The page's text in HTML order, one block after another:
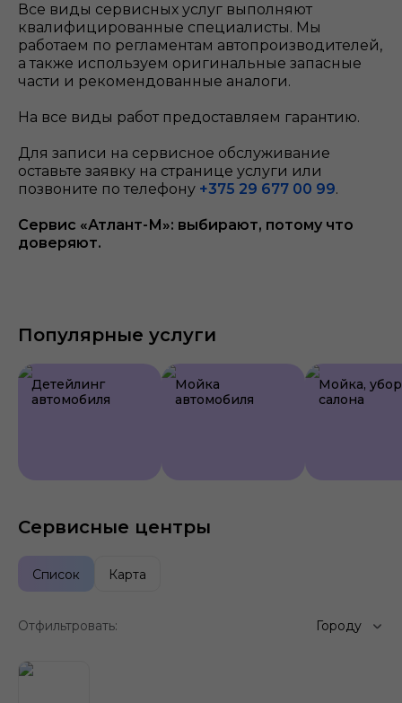
Все виды сервисных услуг выполняют
квалифицированные специалисты. Мы
работаем по регламентам автопроизводителей,
а также используем оригинальные запасные
части и рекомендованные аналоги.
На все виды работ предоставляем гарантию.
Для записи на сервисное обслуживание
оставьте заявку на странице услуги или
позвоните по телефону +375 29 677 00 99.
Сервис «Атлант-М»: выбирают, потому что
доверяют.
Популярные услуги
Детейлинг
автомобиля
Мойка
автомобиля
Мойка,
салона
Сервисные центры
Список Карта
Отфильтровать: Городу